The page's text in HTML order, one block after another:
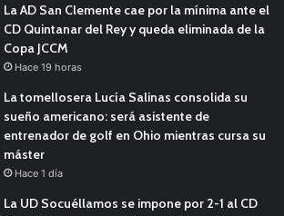
La AD San Clemente cae por la mínima ante el
CD Quintanar del Rey y queda eliminada de la
Copa JCCM
Hace 19 horas
La tomellosera Lucía Salinas consolida su
sueño americano: será asistente de
entrenador de golf en Ohio mientras cursa su
máster
Hace 1 día
La UD Socuéllamos se impone por 2-1 al CD